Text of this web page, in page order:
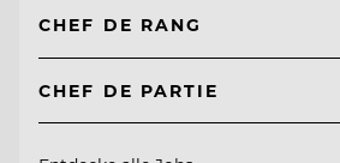
CHEF DE RANG
CHEF DE PARTIE